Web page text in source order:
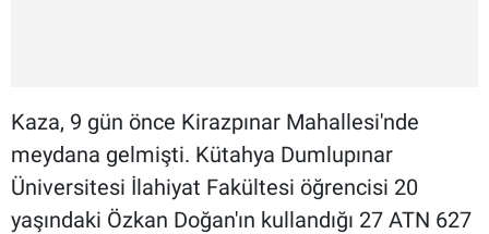
Kaza, 9 gün önce Kirazpınar Mahallesi'nde
meydana gelmişti. Kütahya Dumlupınar
Üniversitesi İlahiyat Fakültesi öğrencisi 20
yaşındaki Özkan Doğan'ın kullandığı 27 ATN 627